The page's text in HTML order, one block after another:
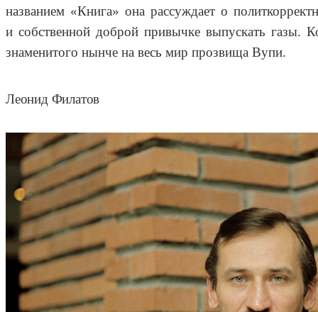
названием «Книга» она рассуждает о
и собственной доброй привычке выпускать газы.
знаменитого нынче на весь мир прозвища Вупи.
Леонид Филатов